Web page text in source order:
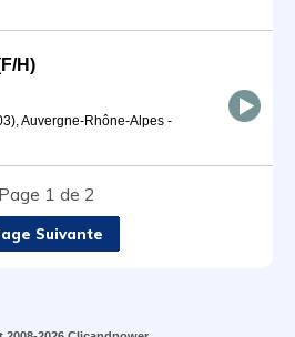
H)
Auvergne-Rhône-Alpes -
Page 1 de 2
Suivante